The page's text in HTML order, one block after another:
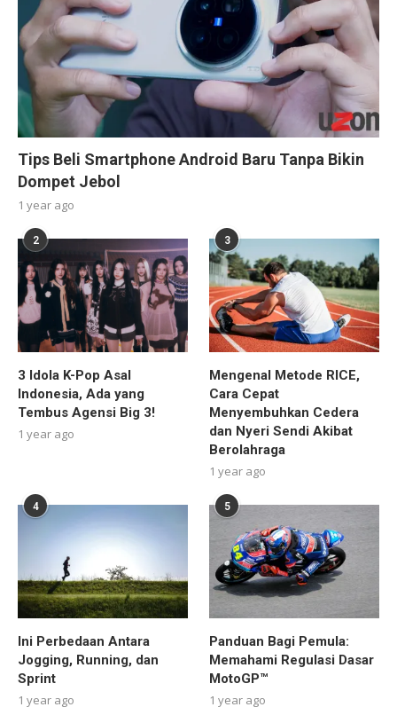
Tips Beli Smartphone Android Baru Tanpa Bikin
Dompet Jebol
1 year ago
2
3 Idola K-Pop Asal
Indonesia, Ada yang
Tembus Agensi Big 3!
1 year ago
3
Mengenal Metode RICE,
Cara Cepat
Menyembuhkan Cedera
dan Nyeri Sendi Akibat
Berolahraga
1 year ago
4
Ini Perbedaan Antara
Jogging, Running, dan
Sprint
1 year ago
5
Panduan Bagi Pemula:
Memahami Regulasi Dasar
MotoGP™
1 year ago